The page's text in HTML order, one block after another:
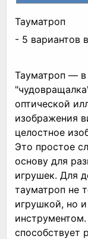
Тауматроп
- 5 вариантов
Тауматроп — в
оптической
изображения
целостное
Это простое
основу для
игрушек. Для
тауматроп не
игрушкой, но
способствует